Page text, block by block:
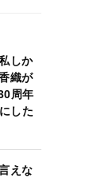
しか
織が
周年
した
えな